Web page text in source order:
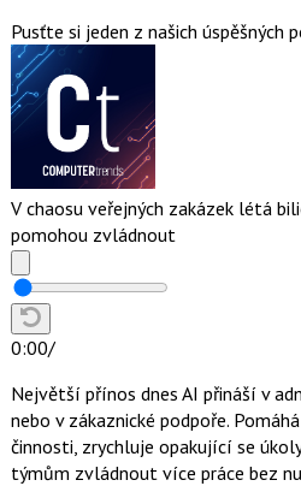
Pusťte si jeden z našich úspěšných
V chaosu veřejných zakázek létá
pomohou zvládnout
0:00/
Největší přínos dnes AI přináší v
nebo v zákaznické podpoře.
činnosti, zrychluje opakující se
týmům zvládnout více práce bez